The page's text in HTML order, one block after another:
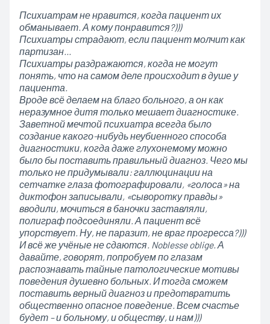
Психиатрам не нравится, когда пациент их
обманывает. А кому понравится?)))
Психиатры страдают, если пациент молчит как
партизан…
Психиатры раздражаются, когда не могут
понять, что на самом деле происходит в душе у
пациента.
Вроде всё делаем на благо больного, а он как
неразумное дитя только мешает диагностике.
Заветной мечтой психиатра всегда было
создание какого-нибудь неубиенного способа
диагностики, когда даже глухонемому можно
было бы поставить правильный диагноз. Чего мы
только не придумывали: галлюцинации на
сетчатке глаза фотографировали, «голоса» на
диктофон записывали, «сыворотку правды»
вводили, мочиться в баночки заставляли,
полиграф подсоединяли. А пациент всё
упорствует. Ну, не паразит, не враг прогресса?)))
И всё же учёные не сдаются. Noblesse oblige. А
давайте, говорят, попробуем по глазам
распознавать тайные патологические мотивы
поведения душевно больных. И тогда сможем
поставить верный диагноз и предотвратить
общественно опасное поведение. Всем счастье
будет – и больному, и обществу, и нам)))